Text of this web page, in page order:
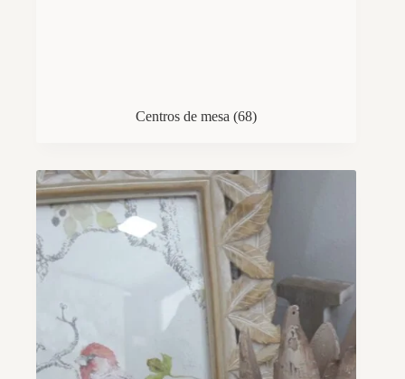
Centros de mesa(68)